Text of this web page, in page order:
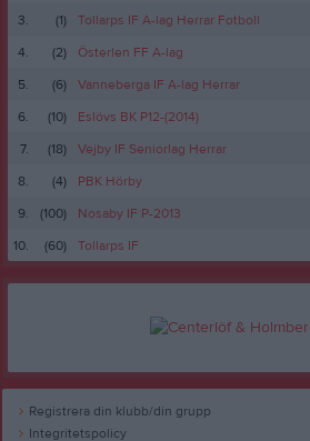
3.
(1)
Tollarps IF A-lag Herrar Fotboll
4.
(2)
Österlen FF A-lag
5.
(6)
Vanneberga IF A-lag Herrar
6.
(10)
Eslövs BK P12-(2014)
7.
(18)
Vejby IF Seniorlag Herrar
8.
(4)
PBK Hörby
9.
(100)
Nosaby IF P-2013
10.
(60) Tollarps IF
Registrera din klubb/din grupp
Integritetspolicy